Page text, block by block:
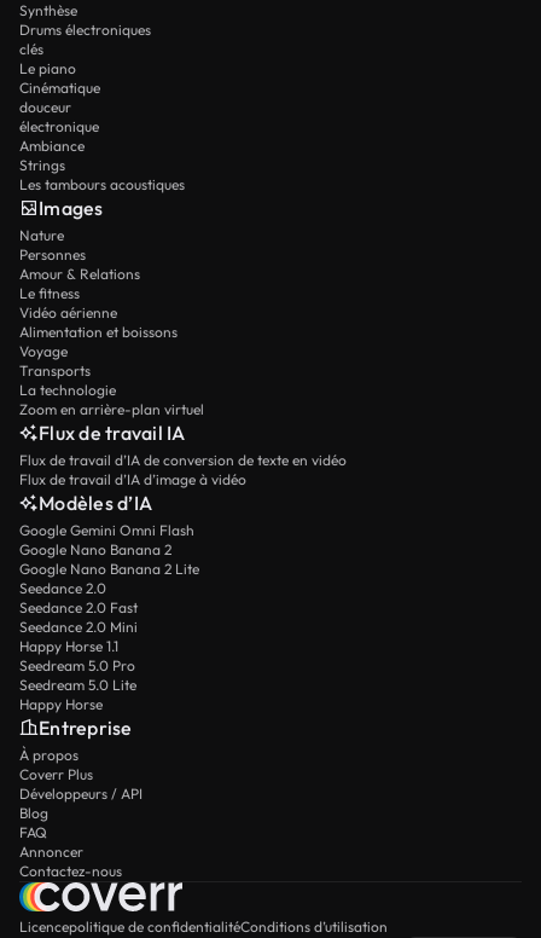
Synthèse
Drums électroniques
clés
Le piano
Cinématique
douceur
électronique
Ambiance
Strings
Les tambours acoustiques
Images
Nature
Personnes
Amour & Relations
Le fitness
Vidéo aérienne
Alimentation et boissons
Voyage
Transports
La technologie
Zoom en arrière-plan virtuel
Flux de travail IA
Flux de travail d’IA de conversion de texte en vidéo
Flux de travail d’IA d’image à vidéo
Modèles d’IA
Google Gemini Omni Flash
Google Nano Banana 2
Google Nano Banana 2 Lite
Seedance 2.0
Seedance 2.0 Fast
Seedance 2.0 Mini
Happy Horse 1.1
Seedream 5.0 Pro
Seedream 5.0 Lite
Happy Horse
Entreprise
À propos
Coverr Plus
Développeurs / API
Blog
FAQ
Annoncer
Contactez-nous
Licencepolitique de confidentialitéConditions d’utilisation